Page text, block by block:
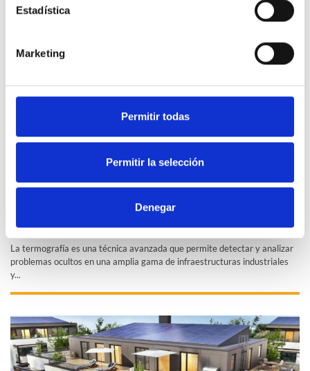
Estadística
Marketing
Permitir todas
Permitir la selección
Denegar
Noticias relacionadas
Aplicaciones de la termografía: ¿qué problemas se pueden
EFICIENCIA ENERGÉTICA
Publicado el 15/02/2025
La termografía es una técnica avanzada que permite detectar y analizar
problemas ocultos en una amplia gama de infraestructuras industriales
y...